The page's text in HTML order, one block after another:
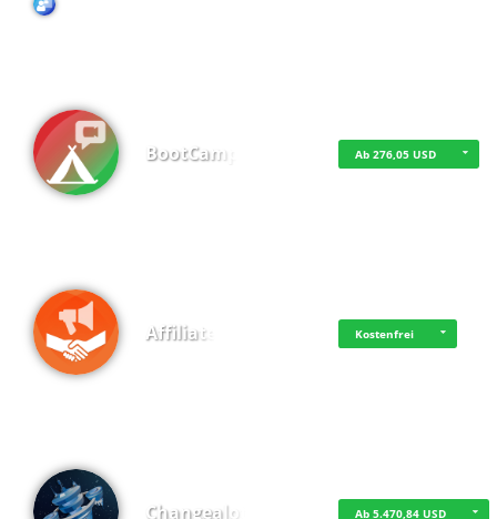
BootCamp Ab 276,05 USD
Affiliate Kostenfrei
Changealot Ab 5.470,84 USD